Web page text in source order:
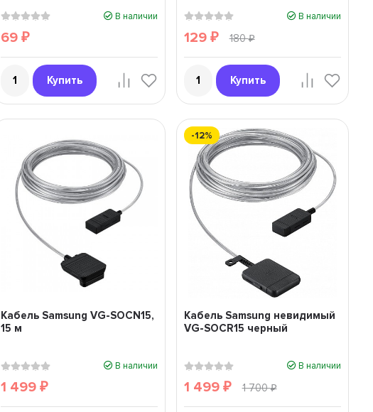
В наличии
69 ₽
Купить
В наличии
129 ₽ 180₽
Купить
Кабель Samsung VG-SOCN15,
15 м
В наличии
1 499 ₽
-12%
Кабель Samsung невидимый
VG-SOCR15 черный
В наличии
1 499 ₽ 1 700₽